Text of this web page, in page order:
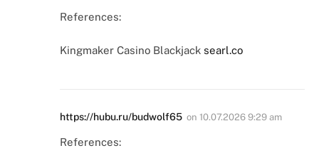
References:
Kingmaker Casino Blackjack searl.co
https://hubu.ru/budwolf65 on 10.07.2026 9:29 am
References: